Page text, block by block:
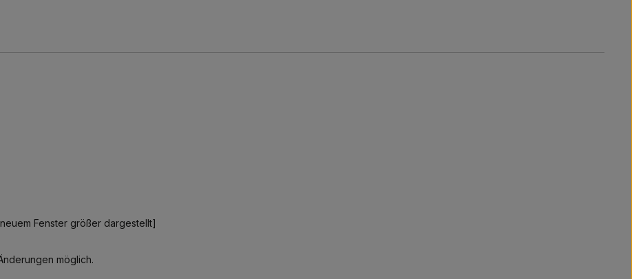
Fenster größer dargestellt]
möglich.